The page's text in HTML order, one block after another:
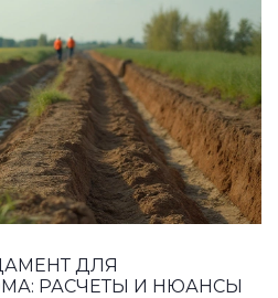
ДЛЯ
РАСЧЕТЫ И НЮАНСЫ